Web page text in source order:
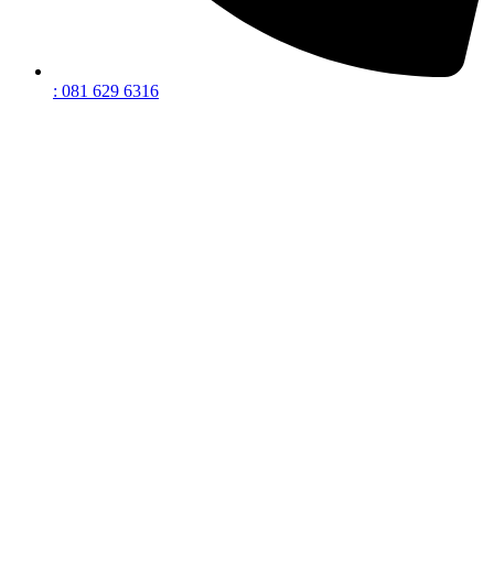
: 081 629 6316